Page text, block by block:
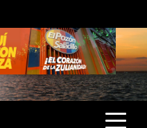
VENEZUELA Y
GENERAL.